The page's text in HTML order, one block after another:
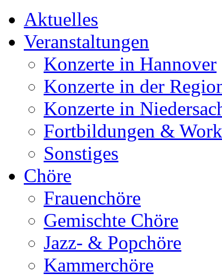
Aktuelles
Veranstaltungen
Konzerte in Hannover
Konzerte in der
Konzerte in
Fortbildungen &
Sonstiges
Chöre
Frauenchöre
Gemischte Chöre
Jazz- & Popchöre
Kammerchöre